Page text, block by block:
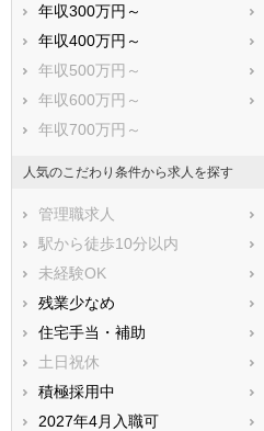
年収300万円～
年収400万円～
年収500万円～
年収600万円～
年収700万円～
人気のこだわり条件から求人を探す
管理職求人
駅から徒歩10分以内
未経験OK
残業少なめ
住宅手当・補助
土日祝休
積極採用中
2027年4月入職可